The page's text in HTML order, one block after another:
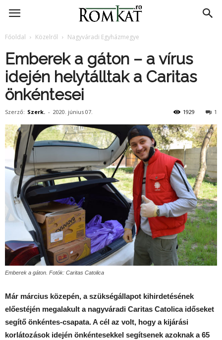
RomKat.ro
Főoldal Közelről Nagyváradi Egyházmegye
Emberek a gáton – a vírus
idején helytálltak a Caritas
önkéntesei
Szerző: Szerk. - 2020. június 07. 1
1929
Emberek a gáton. Fotók: Caritas Catolica
Már március közepén, a szükségállapot kihirdetésének
előestéjén megalakult a nagyváradi Caritas Catolica időseket
segítő önkéntes-csapata. A cél az volt, hogy a kijárási
korlátozások idején önkéntesekkel segítsenek azoknak a 65